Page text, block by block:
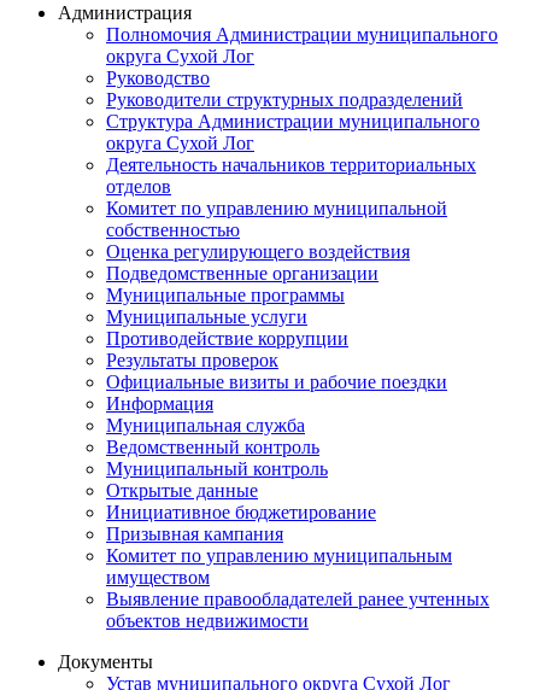
Администрация
Полномочия Администрации муниципального
округа Сухой Лог
Руководство
Руководители структурных подразделений
Структура Администрации муниципального
округа Сухой Лог
Деятельность начальников территориальных
отделов
Комитет по управлению муниципальной
собственностью
Оценка регулирующего воздействия
Подведомственные организации
Муниципальные программы
Муниципальные услуги
Противодействие коррупции
Результаты проверок
Официальные визиты и рабочие поездки
Информация
Муниципальная служба
Ведомственный контроль
Муниципальный контроль
Открытые данные
Инициативное бюджетирование
Призывная кампания
Комитет по управлению муниципальным
имуществом
Выявление правообладателей ранее учтенных
объектов недвижимости
Документы
Устав муниципального округа Сухой Лог